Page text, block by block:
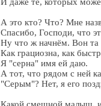
А это кто? Что? Мне
Спасибо, Господи, что
Ну что ж начнём. Вон та
Как грациозна, как
Я "серна" имя ей даю.
А тот, что рядом с ней
"Серым"? Нет, я его
Какой смешной малыш, и